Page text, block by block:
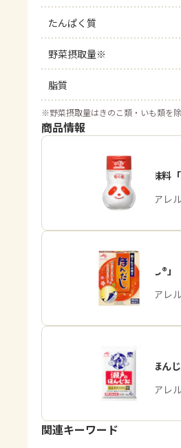
たんぱく質
野菜摂取量※
脂質
※野菜摂取量はきのこ類・いも類を
商品情報
うま味調味料「
商品・アレ
「ほんだし®」
商品・アレ
「瀬戸のほんじ
商品・アレ
関連キーワード